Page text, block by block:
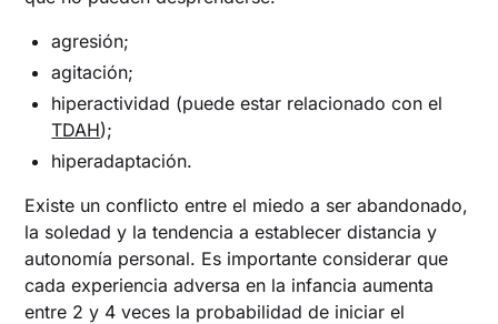
agresión;
agitación;
hiperactividad (puede estar relacionado con el
TDAH);
hiperadaptación.
Existe un conflicto entre el miedo a ser abandonado,
la soledad y la tendencia a establecer distancia y
autonomía personal. Es importante considerar que
cada experiencia adversa en la infancia aumenta
entre 2 y 4 veces la probabilidad de iniciar el